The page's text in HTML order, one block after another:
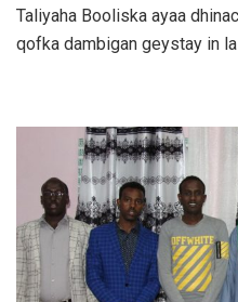
Taliyaha Booliska ayaa
qofka dambigan geystay in